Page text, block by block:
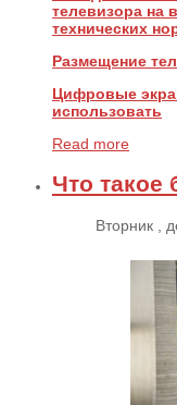
телевизора на
технических
Размещение
Цифровые
использовать
Read more
Что такое
Вторник ,